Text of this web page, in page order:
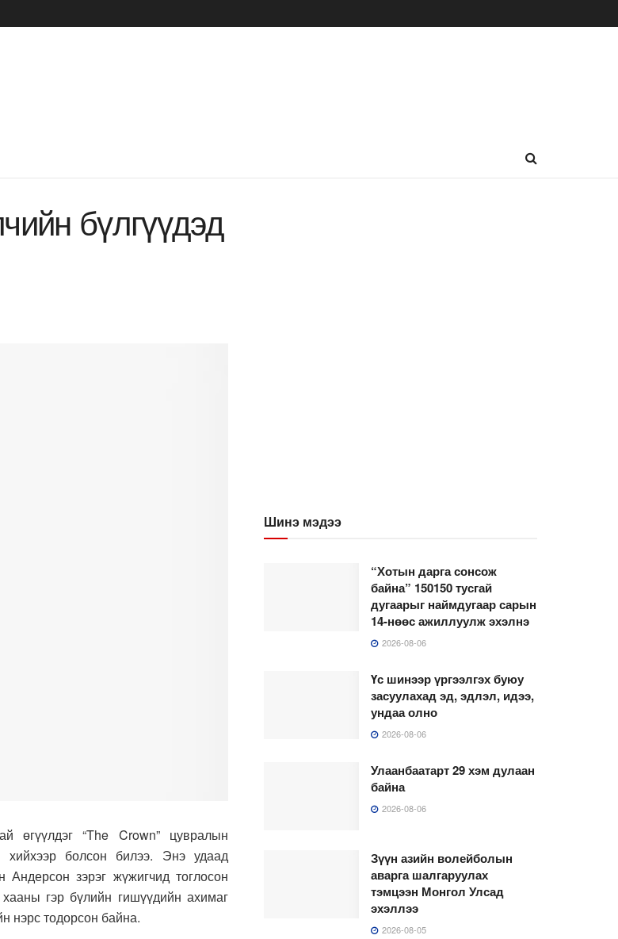
бүлгүүдэд
өгүүлдэг “The Crown” цувралын
хийхээр болсон билээ. Энэ удаад
зэрэг жүжигчид тоглосон
гэр бүлийн гишүүдийн ахимаг
нэрс тодорсон байна.
Шинэ мэдээ
“Хотын дарга сонсож
байна” 150150 тусгай
дугаарыг наймдугаар сарын
14-нөөс ажиллуулж эхэлнэ
2026-08-06
Үс шинээр үргээлгэх буюу
засуулахад эд, эдлэл, идээ,
ундаа олно
2026-08-06
Улаанбаатарт 29 хэм дулаан
байна
2026-08-06
Зүүн азийн волейболын
аварга шалгаруулах
тэмцээн Монгол Улсад
эхэллээ
2026-08-05